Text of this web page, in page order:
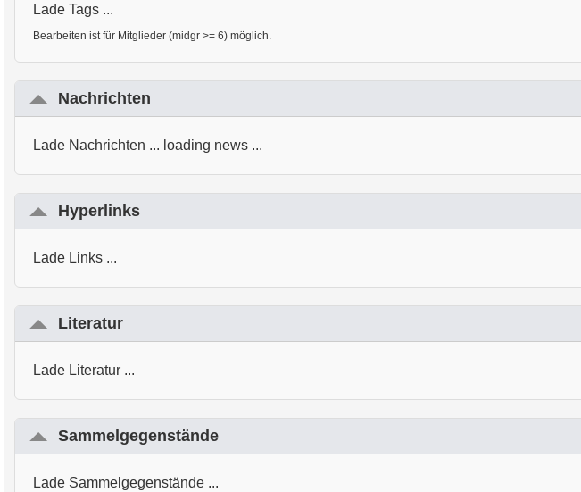
Lade Tags ...
Bearbeiten ist für Mitglieder (midgr >= 6) möglich.
Nachrichten
Lade Nachrichten ... loading news ...
Hyperlinks
Lade Links ...
Literatur
Lade Literatur ...
Sammelgegenstände
Lade Sammelgegenstände ...